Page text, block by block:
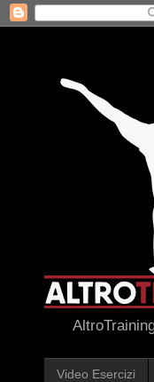
Video Esercizi